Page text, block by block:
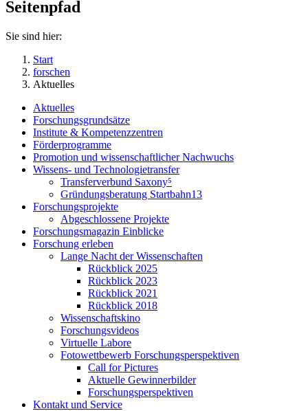
Seitenpfad
Sie sind hier:
Start
forschen
Aktuelles
Aktuelles
Forschungsgrundsätze
Institute & Kompetenzzentren
Förderprogramme
Promotion und wissenschaftlicher Nachwuchs
Wissens- und Technologietransfer
Transferverbund Saxony⁵
Gründungsberatung Startbahn13
Forschungsprojekte
Abgeschlossene Projekte
Forschungsmagazin Einblicke
Forschung erleben
Lange Nacht der Wissenschaften
Rückblick 2025
Rückblick 2023
Rückblick 2021
Rückblick 2018
Wissenschaftskino
Forschungsvideos
Virtuelle Labore
Fotowettbewerb Forschungsperspektiven
Call for Pictures
Aktuelle Gewinnerbilder
Forschungsperspektiven
Kontakt und Service